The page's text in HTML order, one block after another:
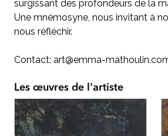
surgissant des profondeurs de la
Une mnémosyne, nous invitant à
nous réfléchir.
Contact: art@emma-
Les œuvres de l'artiste